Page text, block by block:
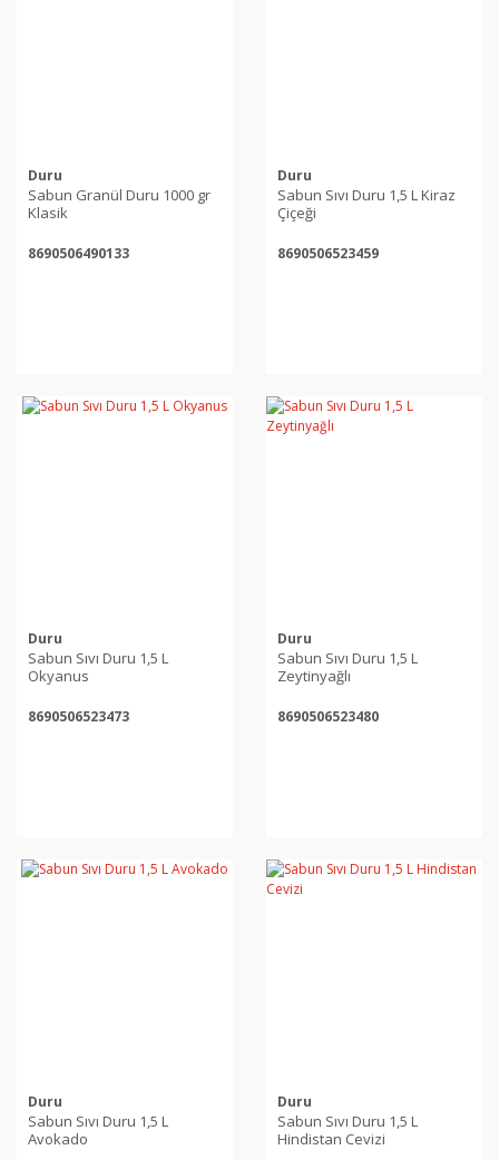
Duru
Sabun Granül Duru 1000 gr
Klasik
8690506490133
Duru
Sabun Sıvı Duru 1,5 L Kiraz
Çiçeği
8690506523459
Duru
Sabun Sıvı Duru 1,5 L
Okyanus
8690506523473
Duru
Sabun Sıvı Duru 1,5 L
Zeytinyağlı
8690506523480
Duru
Sabun Sıvı Duru 1,5 L
Avokado
Duru
Sabun Sıvı Duru 1,5 L
Hindistan Cevizi